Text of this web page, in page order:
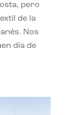
pero
de la
Nos
día de